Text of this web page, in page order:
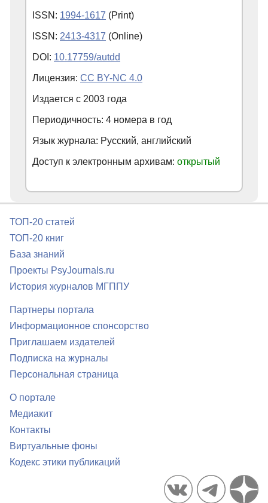
ISSN: 1994-1617 (Print)
ISSN: 2413-4317 (Online)
DOI: 10.17759/autdd
Лицензия: CC BY-NC 4.0
Издается с 2003 года
Периодичность: 4 номера в год
Язык журнала: Русский, английский
Доступ к электронным архивам: открытый
ТОП-20 статей
ТОП-20 книг
База знаний
Проекты PsyJournals.ru
История журналов МГППУ
Партнеры портала
Информационное спонсорство
Приглашаем издателей
Подписка на журналы
Персональная страница
О портале
Медиакит
Контакты
Виртуальные фоны
Кодекс этики публикаций